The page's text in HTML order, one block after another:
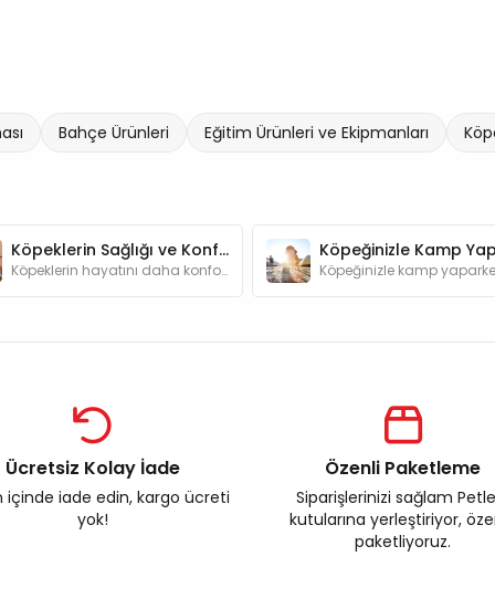
Bahçe Ürünleri Eğitim Ürünleri ve Ekipmanları
Köpeklerin Sağlığı ve Konforu için En Gerekli Ürünler
Köpeklerin hayatını daha konforlu ve güzel kılmaya yardımcı olan ürünler hakkında detaylı bilgileri bu yazımızda bulabilirsiniz.
Ücretsiz Kolay İade
içinde iade edin, kargo ücreti
yok!
Özenli Paketleme
Siparişlerinizi sağlam
kutularına yerleştiriyor,
paketliyoruz.